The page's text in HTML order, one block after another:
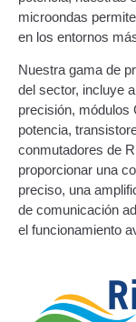
microondas
en los entornos
Nuestra gama de
del sector, incluye
precisión, módulos
potencia,
conmutadores de
proporcionar una
preciso, una
de comunicación
el funcionamiento